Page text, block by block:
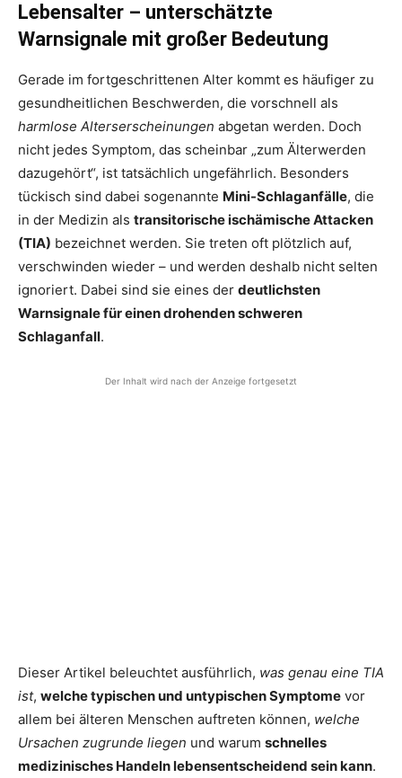
Lebensalter – unterschätzte
Warnsignale mit großer Bedeutung
Gerade im fortgeschrittenen Alter kommt es häufiger zu
gesundheitlichen Beschwerden, die vorschnell als
harmlose Alterserscheinungen abgetan werden. Doch
nicht jedes Symptom, das scheinbar „zum Älterwerden
dazugehört“, ist tatsächlich ungefährlich. Besonders
tückisch sind dabei sogenannte Mini-Schlaganfälle, die
in der Medizin als transitorische ischämische Attacken
(TIA) bezeichnet werden. Sie treten oft plötzlich auf,
verschwinden wieder – und werden deshalb nicht selten
ignoriert. Dabei sind sie eines der deutlichsten
Warnsignale für einen drohenden schweren
Schlaganfall.
Der Inhalt wird nach der Anzeige fortgesetzt
Dieser Artikel beleuchtet ausführlich, was genau eine TIA
ist, welche typischen und untypischen Symptome vor
allem bei älteren Menschen auftreten können, welche
Ursachen zugrunde liegen und warum schnelles
medizinisches Handeln lebensentscheidend sein kann.